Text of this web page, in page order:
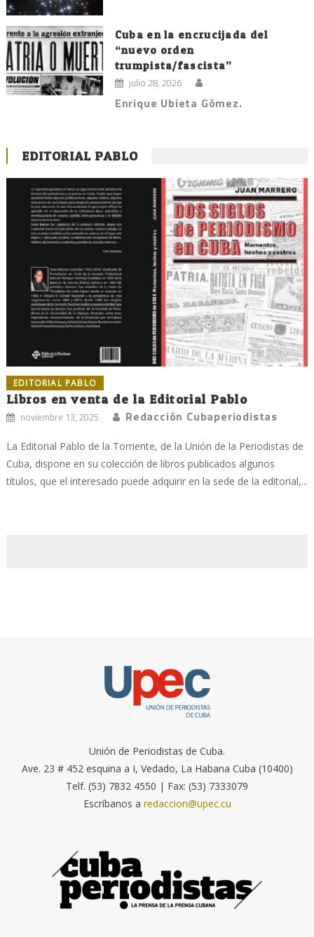
Cuba en la encrucijada del
“nuevo orden
trumpista/fascista”
julio 28, 2026
Enrique Ubieta Gómez.
EDITORIAL PABLO
EDITORIAL PABLO
Libros en venta de la Editorial Pablo
noviembre 13, 2025 Redacción Cubaperiodistas
La Editorial Pablo de la Torriente, de la Unión de la Periodistas de
Cuba, dispone en su colección de libros publicados algunos
títulos, que el interesado puede adquirir en la sede de la editorial,...
Unión de Periodistas de Cuba.
Ave. 23 # 452 esquina a I, Vedado, La Habana Cuba (10400)
Telf. (53) 7832 4550 | Fax: (53) 7333079
Escríbanos a redaccion@upec.cu